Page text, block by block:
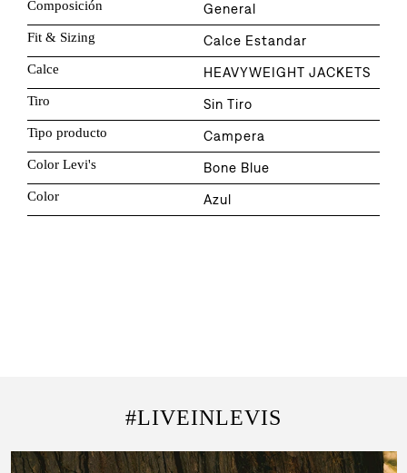
Composición General
Fit & Sizing Calce Estandar
Calce HEAVYWEIGHT JACKETS
Tiro Sin Tiro
Tipo producto Campera
Color Levi's Bone Blue
Color Azul
#LIVEINLEVIS